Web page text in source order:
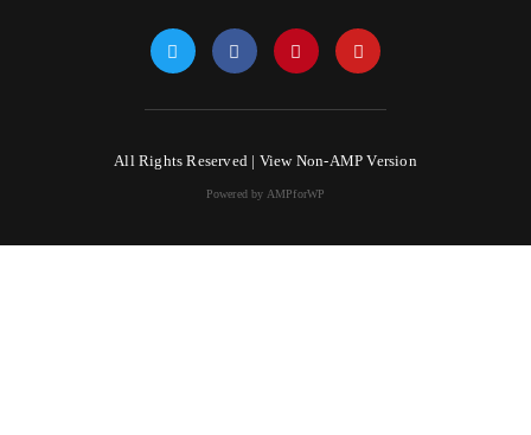
All Rights Reserved | View Non-AMP Version
Powered by AMPforWP